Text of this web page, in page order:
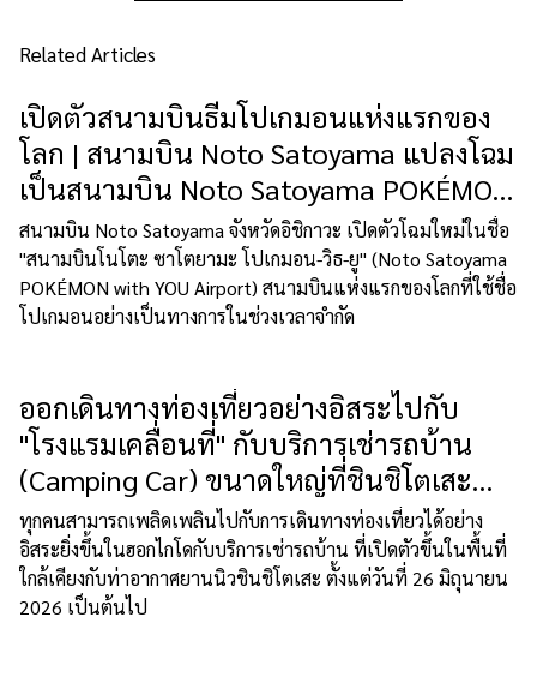
Related Articles
เปิดตัวสนามบินธีมโปเกมอนแห่งแรกของ
โลก | สนามบิน Noto Satoyama แปลงโฉม
เป็นสนามบิน Noto Satoyama POKÉMON
with YOU
สนามบิน Noto Satoyama จังหวัดอิชิกาวะ เปิดตัวโฉมใหม่ในชื่อ
"สนามบินโนโตะ ซาโตยามะ โปเกมอน-วิธ-ยู" (Noto Satoyama
POKÉMON with YOU Airport) สนามบินแห่งแรกของโลกที่ใช้ชื่อ
โปเกมอนอย่างเป็นทางการในช่วงเวลาจำกัด
ออกเดินทางท่องเที่ยวอย่างอิสระไปกับ
"โรงแรมเคลื่อนที่" กับบริการเช่ารถบ้าน
(Camping Car) ขนาดใหญ่ที่ชินชิโตเสะ
(Shin-Chitose) ฮอกไกโด!
ทุกคนสามารถเพลิดเพลินไปกับการเดินทางท่องเที่ยวได้อย่าง
อิสระยิ่งขึ้นในฮอกไกโดกับบริการเช่ารถบ้าน ที่เปิดตัวขึ้นในพื้นที่
ใกล้เคียงกับท่าอากาศยานนิวชินชิโตเสะ ตั้งแต่วันที่ 26 มิถุนายน
2026 เป็นต้นไป